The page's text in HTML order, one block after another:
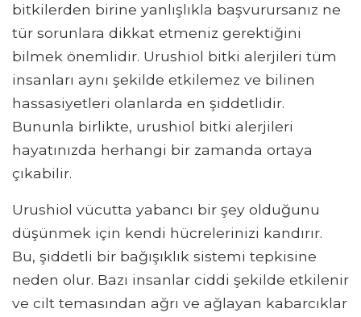
bitkilerden birine yanlışlıkla başvurursanız ne
tür sorunlara dikkat etmeniz gerektiğini
bilmek önemlidir. Urushiol bitki alerjileri tüm
insanları aynı şekilde etkilemez ve bilinen
hassasiyetleri olanlarda en şiddetlidir.
Bununla birlikte, urushiol bitki alerjileri
hayatınızda herhangi bir zamanda ortaya
çıkabilir.
Urushiol vücutta yabancı bir şey olduğunu
düşünmek için kendi hücrelerinizi kandırır.
Bu, şiddetli bir bağışıklık sistemi tepkisine
neden olur. Bazı insanlar ciddi şekilde etkilenir
ve cilt temasından ağrı ve ağlayan kabarcıklar